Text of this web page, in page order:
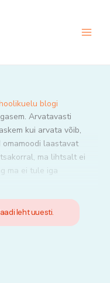
blogi
Arvatavasti
kui arvata võib,
omamoodi laastavat
ma lihtsalt ei
ma ei tule iga
leht uuesti.